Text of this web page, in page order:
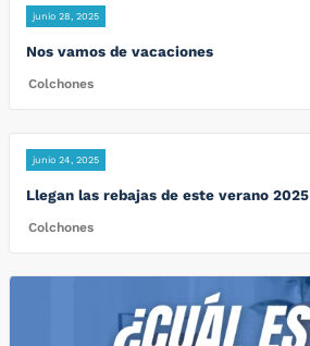
junio 28, 2025
Nos vamos de vacaciones
Colchones
junio 24, 2025
Llegan las rebajas de este verano 2025
Colchones